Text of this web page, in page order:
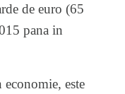
de euro (65
pana in
este